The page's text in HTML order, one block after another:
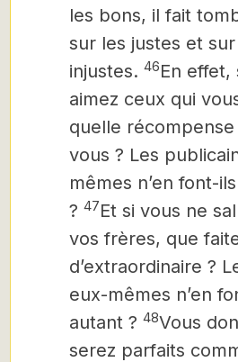
les bons, il fait
sur les justes et
injustes. 46En effet,
aimez ceux qui
quelle
vous ? Les
mêmes n’en font-
? 47Et si vous ne
vos frères, que
d’extraordinaire ?
eux-mêmes n’en
autant ? 48Vous
serez parfaits